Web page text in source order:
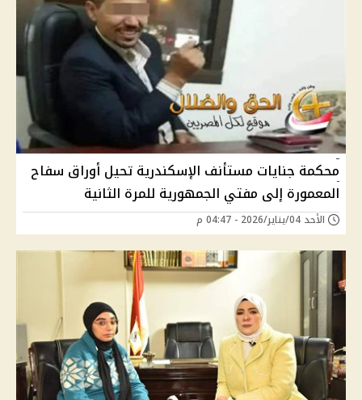
محكمة جنايات مستأنف الإسكندرية تحيل أوراق سفاح
المعمورة إلى مفتي الجمهورية للمرة الثانية
الأحد 04/يناير/2026 - 04:47 م